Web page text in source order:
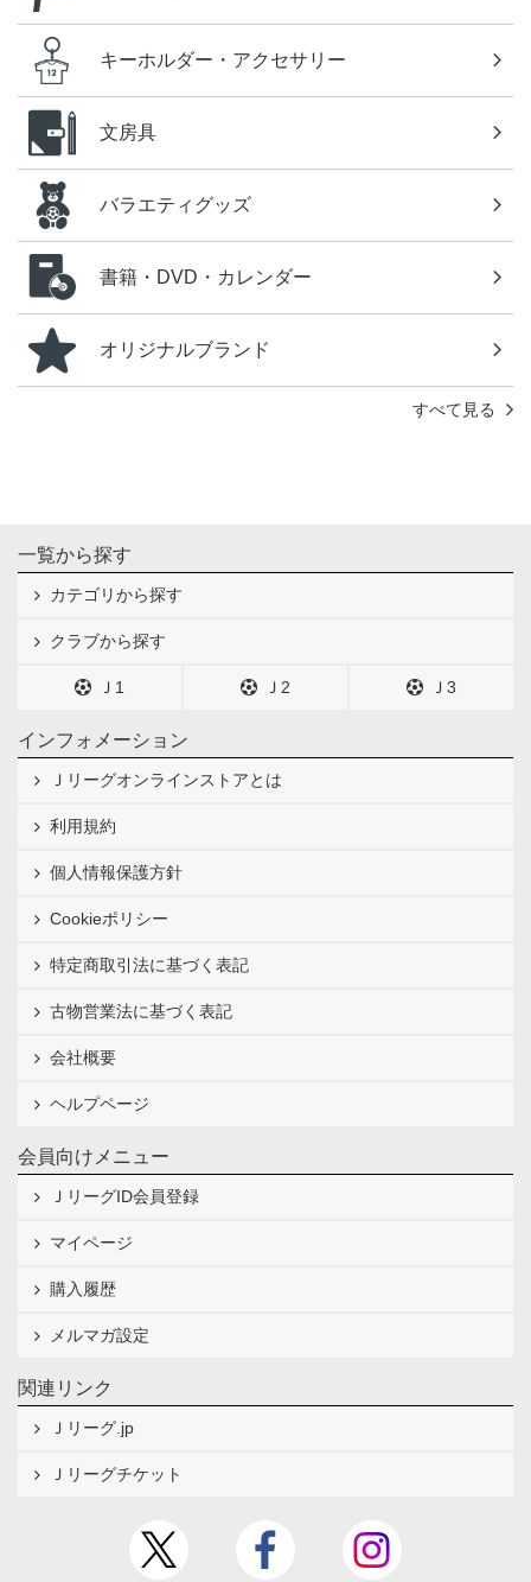
キーホルダー・アクセサリー
文房具
バラエティグッズ
書籍・DVD・カレンダー
オリジナルブランド
すべて見る
一覧から探す
カテゴリから探す
クラブから探す
Ｊ1 Ｊ2 Ｊ3
インフォメーション
Ｊリーグオンラインストアとは
利用規約
個人情報保護方針
Cookieポリシー
特定商取引法に基づく表記
古物営業法に基づく表記
会社概要
ヘルプページ
会員向けメニュー
ＪリーグID会員登録
マイページ
購入履歴
メルマガ設定
関連リンク
Ｊリーグ.jp
Ｊリーグチケット